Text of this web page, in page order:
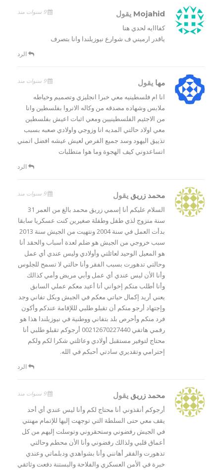
Mojahid يقول 9 سنوات منذ
كفااايه لحدي هنا
ياقدر ارميني ف شوارع نيوزيلندا وانا بتصرف
الرد
مها يقول 9 سنوات منذ
انا ام فلسطينيه معي خبرا انجليزي وتصميم وخياطه
ملابس وشهاده مصدقه من وكاله الانروا بفلسطين وانا
من الاجئيم الفلسطينيين ومعي اثبات اعيش بفلسطين
معي اولاد حالتي المديه انا وزوجي واولادي صعبه بسبب
تذييق اليهود وسد جميع الفرص لعيش عيشه افضل اتمني
اتساعدوني كيف الهجوة وما هوا متطلبات
الرد
محمد زريق يقول 9 سنوات منذ
السلام عليكم أنا إسمي زريق محمد بالغ من العمر 31
سنة متزوج لذي طفل وطفلة صغيرين كنت عسكريا سابقا
بدأت العمل في سنة 2004 ونتهيت من الجيش سنة 2013
سبب خروجي من الجيش هو ضلم لعدة أسباب والحقد أنا
هو المعيل الوحيد لعائلتي وأولادي وليس عندي أي عمل
وحالتي تدهورت بسبب الفقر وأنا حالتي لا تسمح للجلوس
وأنا الأن ليس عندي أي عمل وأبي مريض وأمي كذالك
وأنا أطلب منكم إخواني أنا أعيد معكم عملي السابق
يعني أريد إكمال حياتي معكم في الجيش وبكل تفاني وجد
وإجتهاد أرجو منكم أن تقبلو طلبي لللإقامة عندكم وأكون
فرد منكم وأحرص بلد بتفاني ووطنية في نيوزيلندا هذا هو
رقمي هاتفي 00212670227440 أرجوكم تقبلو طلبي أنا
محتاج لتوفير مستقبل أولادي وعائلتي شكرا لكم ولكم
إحترامي وتقديري سادتي أحبكم في الله.
الرد
محمد زريق يقول 9 سنوات منذ
أرجوكم أنقذوني أنا محتاج لكم وأنا ليس عندي أي أحد
يقف معي حتى السلطة التي توجهت إليها للإتمام مهنتي
في الجيش رفضوني وستحقروني وتوسلت إليهم من كل
أعماق قلبي ولذالك رفضوني وأنا الأن محطم وحالتي
تدهورت والفقر أهانني وأنا بشواهدي ودبلماتي وعندي
خبرة في الأمن العسكري والفلاحة والبستنة دفعت وثائقي